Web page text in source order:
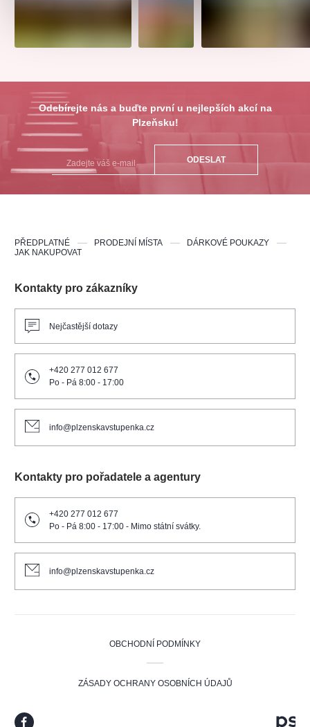
Odebírejte nás a buďte první u nejlepších akcí na
Plzeňsku!
ODESLAT
Kontakty pro zákazníky
Nejčastější dotazy
+420 277 012 677
Po - Pá 8:00 - 17:00
info@plzenskavstupenka.cz
Kontakty pro pořadatele a agentury
+420 277 012 677
Po - Pá 8:00 - 17:00 - Mimo státní svátky.
info@plzenskavstupenka.cz
PŘEDPLATNÉ PRODEJNÍ MÍSTA
DÁRKOVÉ POUKAZY
JAK NAKUPOVAT
OBCHODNÍ PODMÍNKY
ZÁSADY OCHRANY OSOBNÍCH ÚDAJŮ